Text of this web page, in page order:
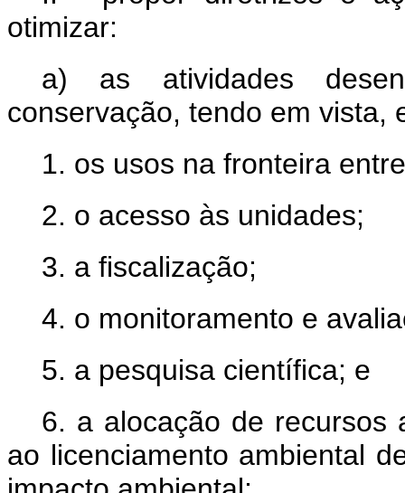
otimizar:
a) as atividades
conservação, tendo em vista,
1. os usos na fronteira
2. o acesso às unidades;
3. a fiscalização;
4. o monitoramento e
5. a pesquisa científica; e
6. a alocação de recursos
ao licenciamento ambiental